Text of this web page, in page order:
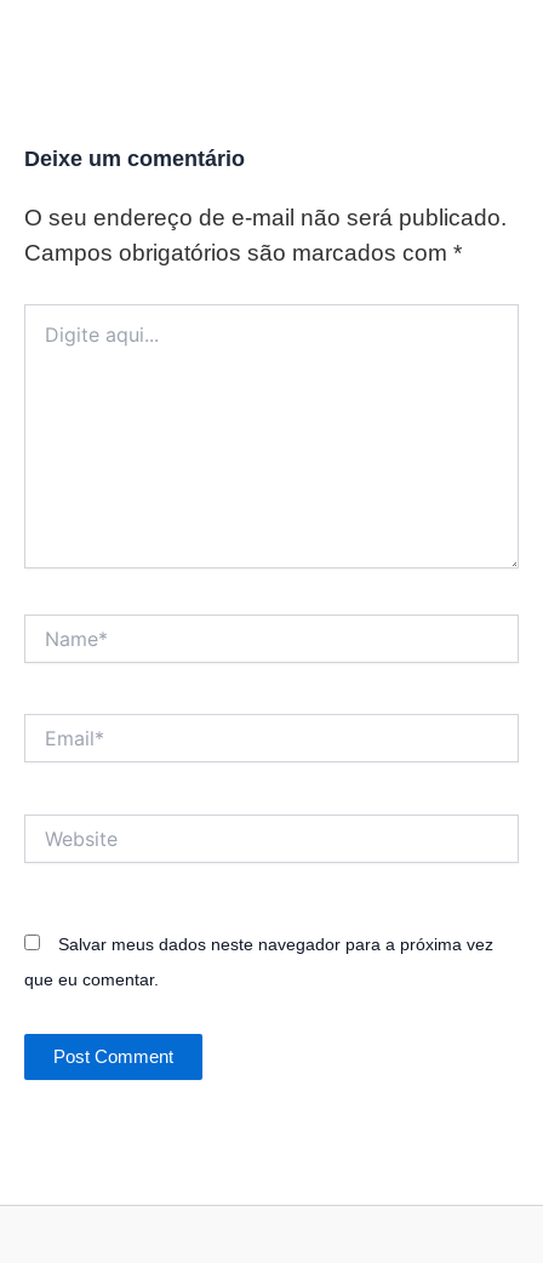
Deixe um comentário
O seu endereço de e-mail não será publicado.
Campos obrigatórios são marcados com *
aqui...
Salvar meus dados neste navegador para a próxima vez
que eu comentar.